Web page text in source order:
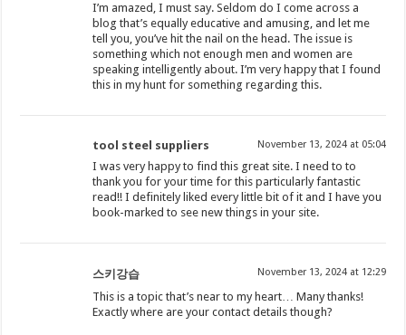
I’m amazed, I must say. Seldom do I come across a
blog that’s equally educative and amusing, and let me
tell you, you’ve hit the nail on the head. The issue is
something which not enough men and women are
speaking intelligently about. I’m very happy that I found
this in my hunt for something regarding this.
tool steel suppliers November 13, 2024 at 05:04
I was very happy to find this great site. I need to to
thank you for your time for this particularly fantastic
read!! I definitely liked every little bit of it and I have you
book-marked to see new things in your site.
스키강습 November 13, 2024 at 12:29
This is a topic that’s near to my heart… Many thanks!
Exactly where are your contact details though?